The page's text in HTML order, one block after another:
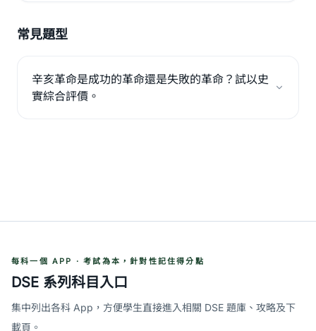
常見題型
辛亥革命是成功的革命還是失敗的革命？試以史
實綜合評價。
每科一個 APP · 考試為本，針對性記住得分點
DSE 系列科目入口
集中列出各科 App，方便學生直接進入相關 DSE 題庫、攻略及下
載頁。